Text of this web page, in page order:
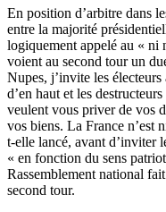
En position d’arbitre dans
entre la majorité
logiquement appelé au « ni
voient au second tour un
Nupes, j’invite les
d’en haut et les
veulent vous priver de vos
vos biens. La France n’est
t-elle lancé, avant d’inviter
« en fonction du sens
Rassemblement national
second tour.